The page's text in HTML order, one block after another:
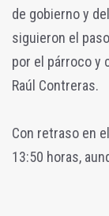
de gobierno y
siguieron el
por el párroco y
Raúl Contreras.
Con retraso en
13:50 horas,